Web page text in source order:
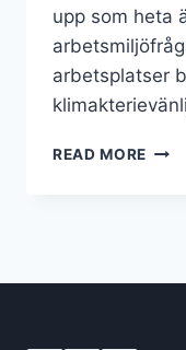
upp som heta
arbetsplatser
READ MORE